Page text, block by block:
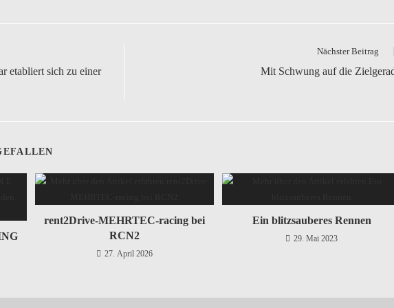
etabliert sich zu einer
Nächster Beitrag
Mit Schwung auf die
rent2Drive-MEHRTEC-racing bei
RCN2
27. April 2026
Ein blitzsauberes Rennen
29. Mai 2023